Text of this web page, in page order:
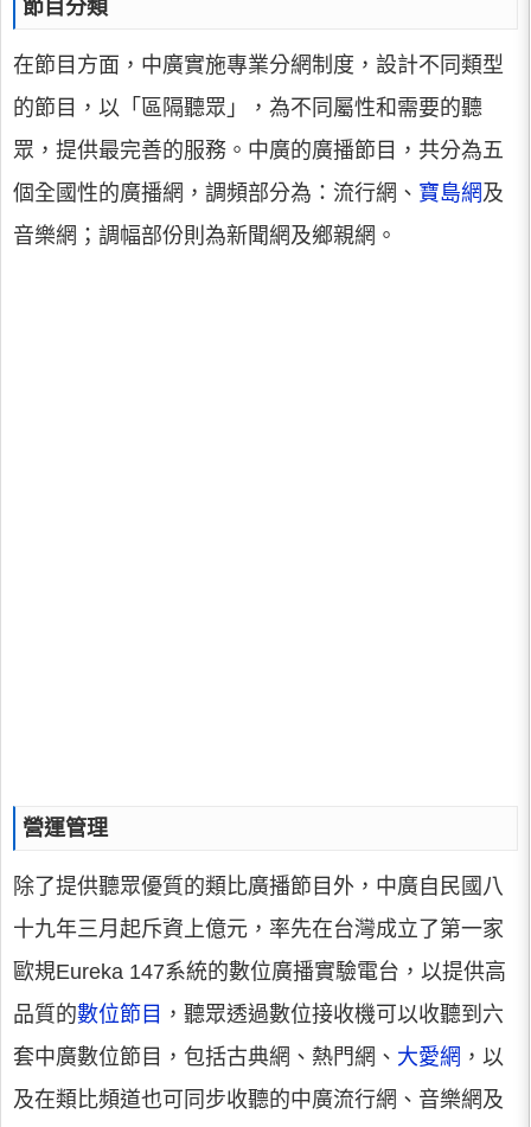
節目分類
在節目方面，中廣實施專業分網制度，設計不同類型
的節目，以「區隔聽眾」，為不同屬性和需要的聽
眾，提供最完善的服務。中廣的廣播節目，共分為五
個全國性的廣播網，調頻部分為：流行網、 寶島網及
音樂網；調幅部份則為新聞網及鄉親網。
營運管理
除了提供聽眾優質的類比廣播節目外，中廣自民國八
十九年三月起斥資上億元，率先在台灣成立了第一家
歐規Eureka 147系統的數位廣播實驗電台，以提供高
品質的數位節目 ，聽眾透過數位接收機可以收聽到六
套中廣數位節目，包括古典網、熱門網、 大愛網 ，以
及在類比頻道也可同步收聽的中廣流行網、音樂網及